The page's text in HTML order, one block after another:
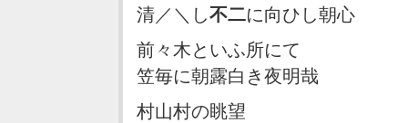
清／＼し不二に向ひし朝心
前々木といふ所にて
笠毎に朝露白き夜明哉
村山村の眺望